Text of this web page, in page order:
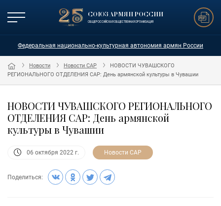
СОЮЗ АРМЯН РОССИИ
ОБЩЕРОССИЙСКАЯ ОБЩЕСТВЕННАЯ ОРГАНИЗАЦИЯ
Федеральная национально-культурная автономия армян России
Новости Новости САР
НОВОСТИ ЧУВАШСКОГО
РЕГИОНАЛЬНОГО ОТДЕЛЕНИЯ САР: День армянской культуры в Чувашии
НОВОСТИ ЧУВАШСКОГО РЕГИОНАЛЬНОГО
ОТДЕЛЕНИЯ САР: День армянской
культуры в Чувашии
06 октября 2022 г. Новости САР
Поделиться: